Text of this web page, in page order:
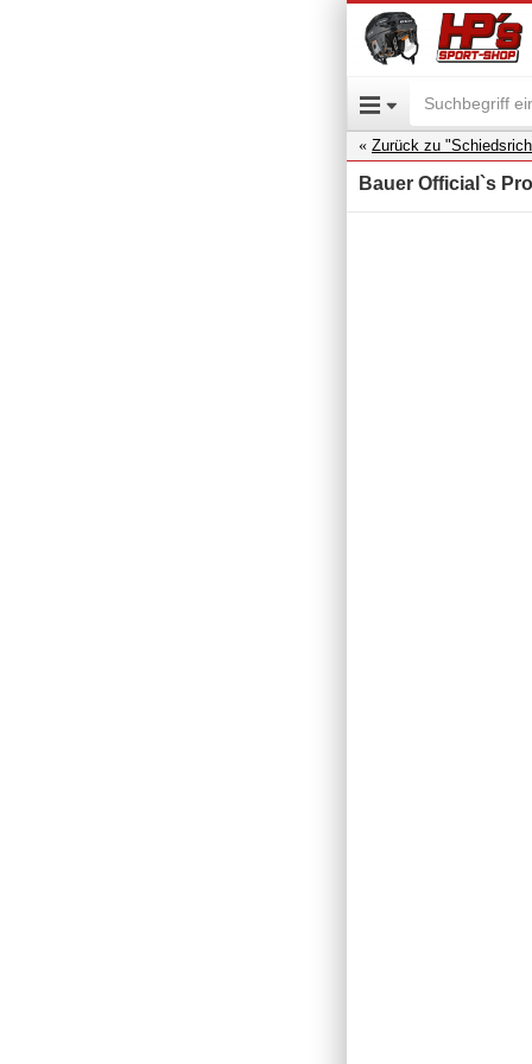
Zurück zu
Bauer Official`s